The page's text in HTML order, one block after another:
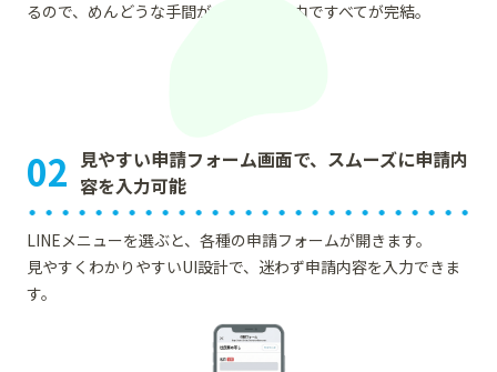
るので、めんどうな手間がなく、LINE内ですべてが完結。
02
見やすい申請フォーム画面で、スムーズに申請内
容を入力可能
LINEメニューを選ぶと、各種の申請フォームが開きます。
見やすくわかりやすいUI設計で、迷わず申請内容を入力できま
す。